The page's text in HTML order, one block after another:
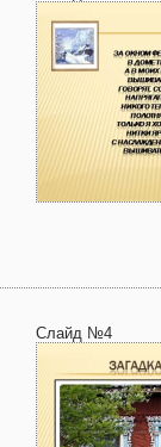
Слайд №4